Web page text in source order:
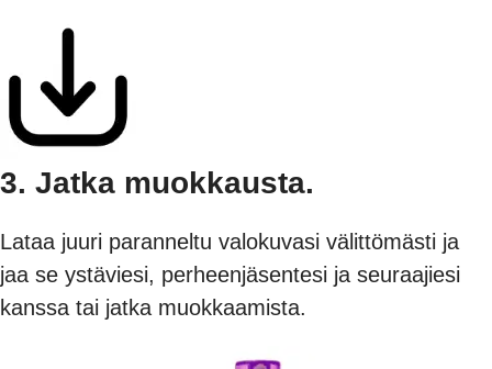
3. Jatka muokkausta.
Lataa juuri paranneltu valokuvasi välittömästi ja
jaa se ystäviesi, perheenjäsentesi ja seuraajiesi
kanssa tai jatka muokkaamista.